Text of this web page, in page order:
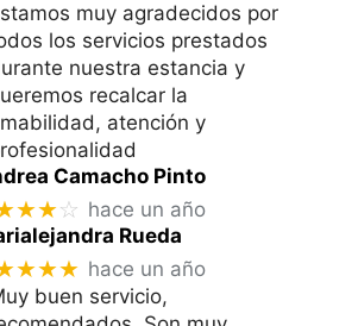
muy agradecidos por
los servicios prestados
nuestra estancia y
recalcar la
atención y
Camacho Pinto
☆ hace un año
Rueda
hace un año
buen servicio,